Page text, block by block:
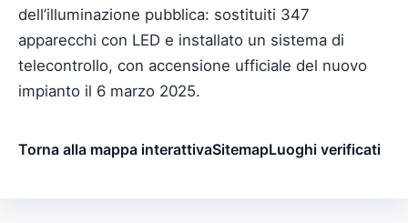
dell’illuminazione pubblica: sostituiti 347
apparecchi con LED e installato un sistema di
telecontrollo, con accensione ufficiale del nuovo
impianto il 6 marzo 2025.
Torna alla mappa interattivaSitemapLuoghi verificati